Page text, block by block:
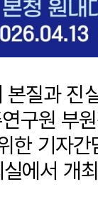
질과 진
구원 부
한 기자
에서 개